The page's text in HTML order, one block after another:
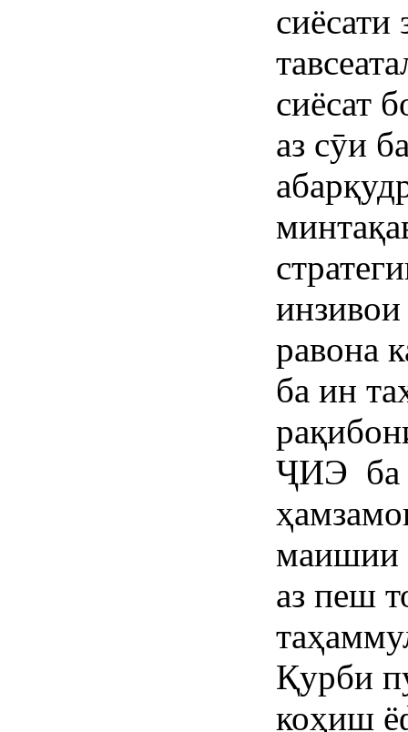
сиёсати
сиёсат
аз сӯи
равона
ба ин
ҶИЭ ба
маишии
аз пеш
Қурби
коҳиш